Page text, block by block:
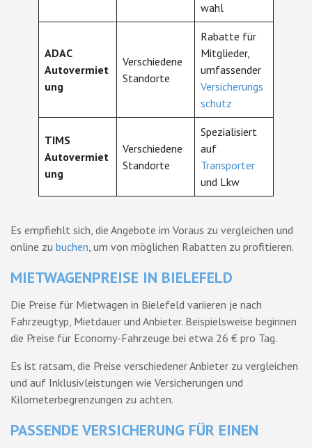
wahl
ADAC
Autovermiet
ung
Verschiedene
Standorte
Rabatte für
Mitglieder,
umfassender
Versicherungs
schutz
TIMS
Autovermiet
ung
Verschiedene
Standorte
Spezialisiert
auf
Transporter
und Lkw
Es empfiehlt sich, die Angebote im Voraus zu vergleichen und
online zu buchen, um von möglichen Rabatten zu profitieren.
MIETWAGENPREISE IN BIELEFELD
Die Preise für Mietwagen in Bielefeld variieren je nach
Fahrzeugtyp, Mietdauer und Anbieter. Beispielsweise beginnen
die Preise für Economy-Fahrzeuge bei etwa 26 € pro Tag.
Es ist ratsam, die Preise verschiedener Anbieter zu vergleichen
und auf Inklusivleistungen wie Versicherungen und
Kilometerbegrenzungen zu achten.
PASSENDE VERSICHERUNG FÜR EINEN